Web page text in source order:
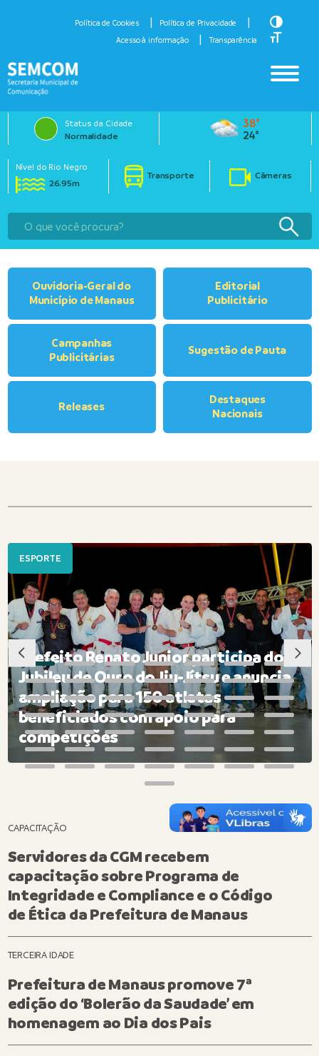
Política de Cookies
Política de Privacidade
Acesso à informação
Transparência
Toggle
Toggle
Status da Cidade
Normalidade
38°
24°
Nível do Rio Negro
26.95m
Transporte Câmeras
Ouvidoria-Geral do
Município de Manaus
Editorial
Publicitário
Campanhas
Publicitárias
Sugestão de Pauta
Releases
Destaques
Nacionais
ESPORTE
Prefeito Renato Junior participa do
Jubileu de Ouro do Jiu-Jítsu e anuncia
ampliação para 150 atletas
beneficiados com apoio para
competições
CAPACITAÇÃO
Servidores da CGM recebem
capacitação sobre Programa de
Integridade e Compliance e o Código
de Ética da Prefeitura de Manaus
TERCEIRA IDADE
Prefeitura de Manaus promove 7ª
edição do ‘Bolerão da Saudade’ em
homenagem ao Dia dos Pais